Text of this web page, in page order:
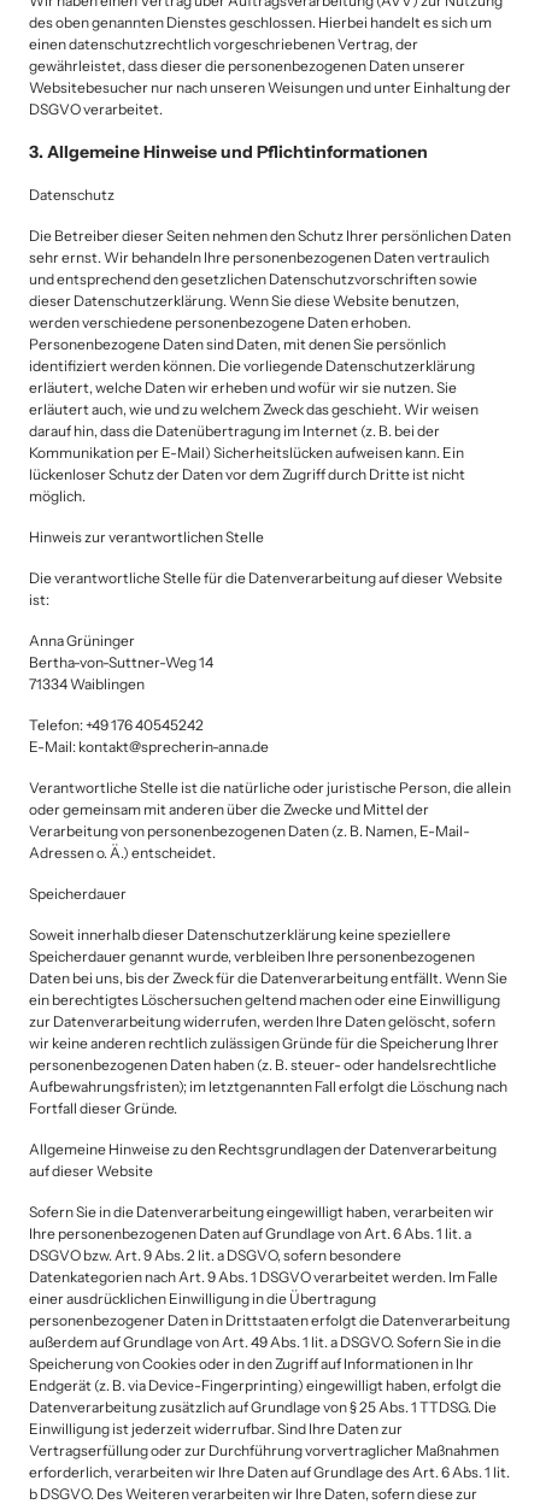
des oben genannten Dienstes geschlossen. Hierbei handelt es sich um
einen datenschutzrechtlich vorgeschriebenen Vertrag, der
gewährleistet, dass dieser die personenbezogenen Daten unserer
Websitebesucher nur nach unseren Weisungen und unter Einhaltung der
DSGVO verarbeitet.
3. Allgemeine Hinweise und Pflichtinformationen
Datenschutz
Die Betreiber dieser Seiten nehmen den Schutz Ihrer persönlichen Daten
sehr ernst. Wir behandeln Ihre personenbezogenen Daten vertraulich
und entsprechend den gesetzlichen Datenschutzvorschriften sowie
dieser Datenschutzerklärung. Wenn Sie diese Website benutzen,
werden verschiedene personenbezogene Daten erhoben.
Personenbezogene Daten sind Daten, mit denen Sie persönlich
identifiziert werden können. Die vorliegende Datenschutzerklärung
erläutert, welche Daten wir erheben und wofür wir sie nutzen. Sie
erläutert auch, wie und zu welchem Zweck das geschieht. Wir weisen
darauf hin, dass die Datenübertragung im Internet (z. B. bei der
Kommunikation per E-Mail) Sicherheitslücken aufweisen kann. Ein
lückenloser Schutz der Daten vor dem Zugriff durch Dritte ist nicht
möglich.
Hinweis zur verantwortlichen Stelle
Die verantwortliche Stelle für die Datenverarbeitung auf dieser Website
ist:
Anna Grüninger
Bertha-von-Suttner-Weg 14
71334 Waiblingen
Telefon: +49 176 40545242
E-Mail: kontakt@sprecherin-anna.de
Verantwortliche Stelle ist die natürliche oder juristische Person, die allein
oder gemeinsam mit anderen über die Zwecke und Mittel der
Verarbeitung von personenbezogenen Daten (z. B. Namen, E-Mail-
Adressen o. Ä.) entscheidet.
Speicherdauer
Soweit innerhalb dieser Datenschutzerklärung keine speziellere
Speicherdauer genannt wurde, verbleiben Ihre personenbezogenen
Daten bei uns, bis der Zweck für die Datenverarbeitung entfällt. Wenn Sie
ein berechtigtes Löschersuchen geltend machen oder eine Einwilligung
zur Datenverarbeitung widerrufen, werden Ihre Daten gelöscht, sofern
wir keine anderen rechtlich zulässigen Gründe für die Speicherung Ihrer
personenbezogenen Daten haben (z. B. steuer- oder handelsrechtliche
Aufbewahrungsfristen); im letztgenannten Fall erfolgt die Löschung nach
Fortfall dieser Gründe.
Allgemeine Hinweise zu den Rechtsgrundlagen der Datenverarbeitung
auf dieser Website
Sofern Sie in die Datenverarbeitung eingewilligt haben, verarbeiten wir
Ihre personenbezogenen Daten auf Grundlage von Art. 6 Abs. 1 lit. a
DSGVO bzw. Art. 9 Abs. 2 lit. a DSGVO, sofern besondere
Datenkategorien nach Art. 9 Abs. 1 DSGVO verarbeitet werden. Im Falle
einer ausdrücklichen Einwilligung in die Übertragung
personenbezogener Daten in Drittstaaten erfolgt die Datenverarbeitung
außerdem auf Grundlage von Art. 49 Abs. 1 lit. a DSGVO. Sofern Sie in die
Speicherung von Cookies oder in den Zugriff auf Informationen in Ihr
Endgerät (z. B. via Device-Fingerprinting) eingewilligt haben, erfolgt die
Datenverarbeitung zusätzlich auf Grundlage von § 25 Abs. 1 TTDSG. Die
Einwilligung ist jederzeit widerrufbar. Sind Ihre Daten zur
Vertragserfüllung oder zur Durchführung vorvertraglicher Maßnahmen
erforderlich, verarbeiten wir Ihre Daten auf Grundlage des Art. 6 Abs. 1 lit.
b DSGVO. Des Weiteren verarbeiten wir Ihre Daten, sofern diese zur